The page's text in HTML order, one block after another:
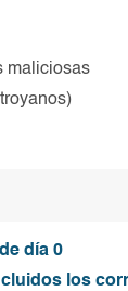
maliciosas
día 0
los